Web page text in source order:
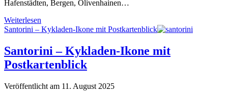
Hafenstädten, Bergen, Olivenhainen…
Weiterlesen
Rundfahrt:
Mykene
&
Olympia
Griechenland
Santorini – Kykladen-Ikone mit Postkartenblick
Santorini – Kykladen-Ikone mit
Postkartenblick
Veröffentlicht am 11. August 2025